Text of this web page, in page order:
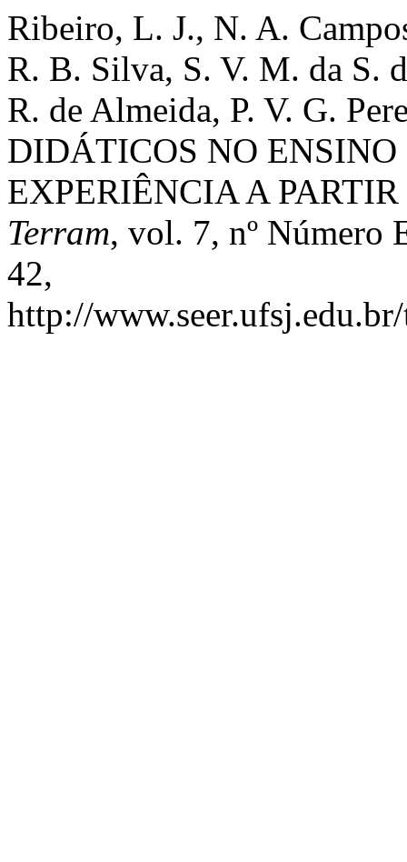
Ribeiro, L. J., N. A.
R. B. Silva, S. V. M. da S.
R. de Almeida, P. V. G.
DIDÁTICOS NO
EXPERIÊNCIA A
Terram, vol. 7, nº Número
42,
http://